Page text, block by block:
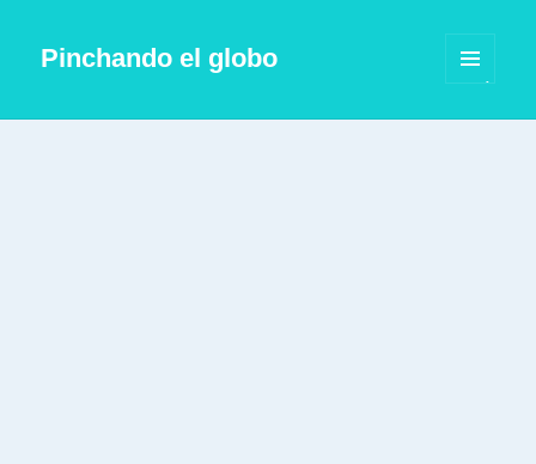
Pinchando el globo
WIDGETS